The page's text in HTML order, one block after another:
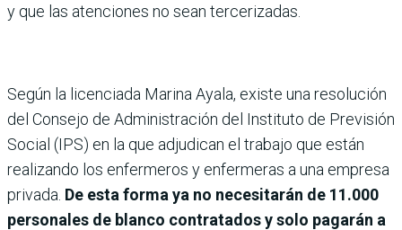
y que las atenciones no sean tercerizadas.
Según la licenciada Marina Ayala, existe una resolución
del Consejo de Administración del Instituto de Previsión
Social (IPS) en la que adjudican el trabajo que están
realizando los enfermeros y enfermeras a una empresa
privada. De esta forma ya no necesitarán de 11.000
personales de blanco contratados y solo pagarán a